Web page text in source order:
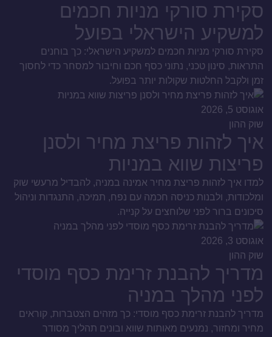
סקירת סורקי מניות חכמים
למשקיע הישראלי בפועל
סקירת סורקי מניות חכמים למשקיע הישראלי: כך בוחנים
התראות, סינון טכני, נתוני כסף חכם וחיבור למסחר כדי לחסוך
זמן ולקבל החלטות שקולות יותר בפועל.
אוגוסט 5, 2026
שוק ההון
איך לזהות פריצת מחיר ולסנן
פריצות שווא במניות
למדו איך לזהות פריצת מחיר אמינה במניה, להבדיל מרעשי שוק
ומלכודות, ולבנות כניסה חכמה עם נפח, תמיכה, התנגדות וניהול
סיכונים ברור לפני שלוחצים על קנייה.
אוגוסט 3, 2026
שוק ההון
מדריך להבנת זרימת כסף מוסדי
לפני מהלך במניה
מדריך להבנת זרימת כסף מוסדי: כך מזהים הצטברות, קוראים
מחיר ומחזור, נמנעים מאותות שווא ובונים תהליך מסודר